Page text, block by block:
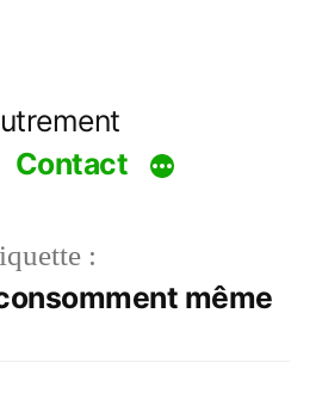
Contact
:
même